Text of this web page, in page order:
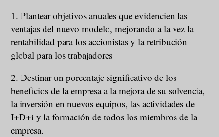
1. Plantear objetivos anuales que evidencien las
ventajas del nuevo modelo, mejorando a la vez la
rentabilidad para los accionistas y la retribución
global para los trabajadores
2. Destinar un porcentaje significativo de los
beneficios de la empresa a la mejora de su solvencia,
la inversión en nuevos equipos, las actividades de
I+D+i y la formación de todos los miembros de la
empresa.